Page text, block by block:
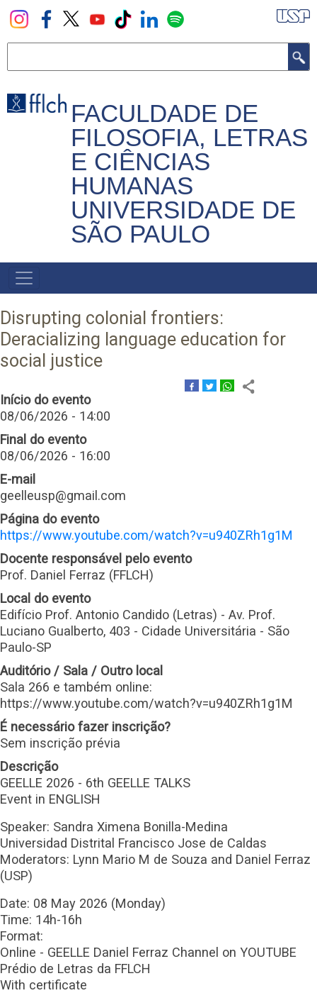
Pular
para
principal
FACULDADE DE
FILOSOFIA, LETRAS
E CIÊNCIAS
HUMANAS
UNIVERSIDADE DE
SÃO PAULO
NAVEGADOR
PRINCIPAL
Disrupting colonial frontiers:
Deracializing language education for
social justice
Início do evento
08/06/2026 - 14:00
Final do evento
08/06/2026 - 16:00
E-mail
geelleusp@gmail.com
Página do evento
https://www.youtube.com/watch?v=u940ZRh1g1M
Docente responsável pelo evento
Prof. Daniel Ferraz (FFLCH)
Local do evento
Edifício Prof. Antonio Candido (Letras) - Av. Prof.
Luciano Gualberto, 403 - Cidade Universitária - São
Paulo-SP
Auditório / Sala / Outro local
Sala 266 e também online:
https://www.youtube.com/watch?v=u940ZRh1g1M
É necessário fazer inscrição?
Sem inscrição prévia
Descrição
GEELLE 2026 - 6th GEELLE TALKS
Event in ENGLISH
Speaker: Sandra Ximena Bonilla-Medina
Universidad Distrital Francisco Jose de Caldas
Moderators: Lynn Mario M de Souza and Daniel Ferraz
(USP)
Date: 08 May 2026 (Monday)
Time: 14h-16h
Format:
Online - GEELLE Daniel Ferraz Channel on YOUTUBE
Prédio de Letras da FFLCH
With certificate